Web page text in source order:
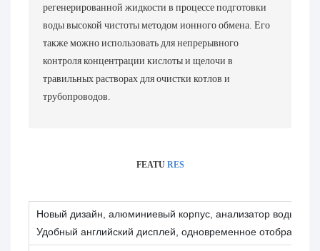
регенерированной жидкости в процессе подготовки
воды высокой чистоты методом ионного обмена. Его
также можно использовать для непрерывного
контроля концентрации кислоты и щелочи в
травильных растворах для очистки котлов и
трубопроводов.
FEATU RES
Новый дизайн, алюминиевый корпус, анализатор воды
Удобный английский дисплей, одновременное